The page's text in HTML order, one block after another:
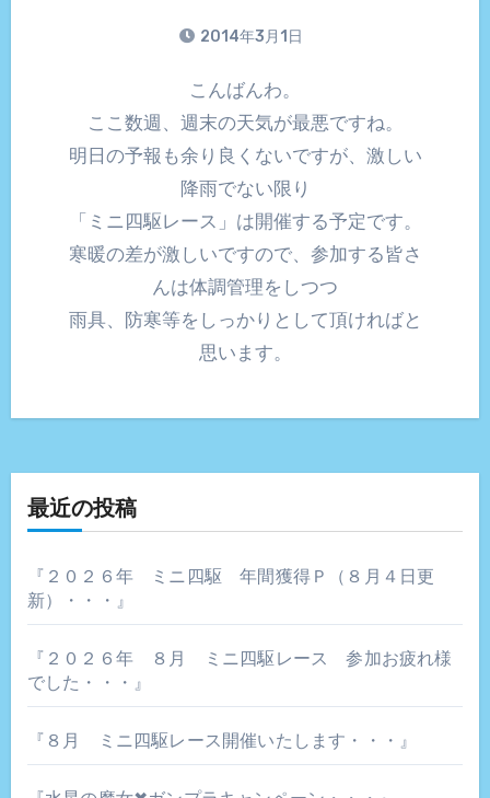
2014年3月1日
こんばんわ。
ここ数週、週末の天気が最悪ですね。
明日の予報も余り良くないですが、激しい
降雨でない限り
「ミニ四駆レース」は開催する予定です。
寒暖の差が激しいですので、参加する皆さ
んは体調管理をしつつ
雨具、防寒等をしっかりとして頂ければと
思います。
最近の投稿
『２０２６年 ミニ四駆 年間獲得Ｐ（８月４日更
新）・・・』
『２０２６年 ８月 ミニ四駆レース 参加お疲れ様
でした・・・』
『８月 ミニ四駆レース開催いたします・・・』